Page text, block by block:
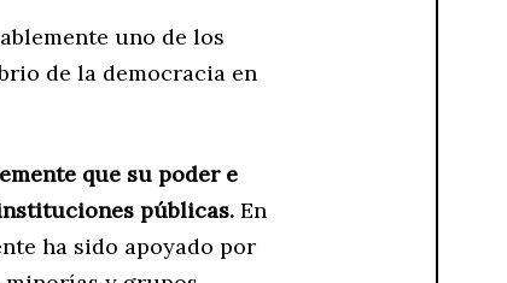
uno de los
de la democracia en
que su poder e
públicas. En
ha sido apoyado por